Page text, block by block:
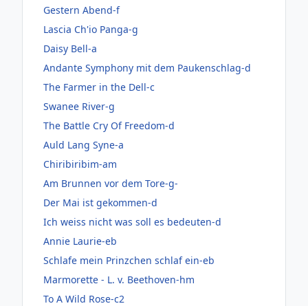
Gestern Abend-f
Lascia Ch'io Panga-g
Daisy Bell-a
Andante Symphony mit dem Paukenschlag-d
The Farmer in the Dell-c
Swanee River-g
The Battle Cry Of Freedom-d
Auld Lang Syne-a
Chiribiribim-am
Am Brunnen vor dem Tore-g-
Der Mai ist gekommen-d
Ich weiss nicht was soll es bedeuten-d
Annie Laurie-eb
Schlafe mein Prinzchen schlaf ein-eb
Marmorette - L. v. Beethoven-hm
To A Wild Rose-c2